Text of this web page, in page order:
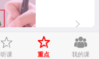
听课 重点

我的课